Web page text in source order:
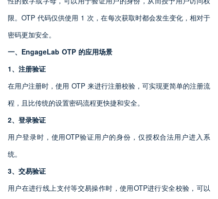
限。OTP 代码仅供使用 1 次，在每次获取时都会发生变化，相对于
密码更加安全。
一、EngageLab OTP 的应用场景
1、注册验证
在用户注册时，使用 OTP 来进行注册校验，可实现更简单的注册流
程，且比传统的设置密码流程更快捷和安全。
2、登录验证
用户登录时，使用OTP验证用户的身份，仅授权合法用户进入系
统。
3、交易验证
用户在进行线上支付等交易操作时，使用OTP进行安全校验，可以